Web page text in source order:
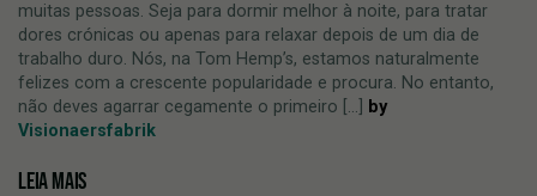
muitas pessoas. Seja para dormir melhor à noite, para tratar
dores crónicas ou apenas para relaxar depois de um dia de
trabalho duro. Nós, na Tom Hemp’s, estamos naturalmente
felizes com a crescente popularidade e procura. No entanto,
não deves agarrar cegamente o primeiro [...]
by
Visionaersfabrik
LEIA MAIS